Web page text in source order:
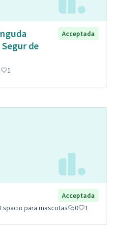
de
Acceptada
1
Acceptada
Espacio para mascotas 0 1